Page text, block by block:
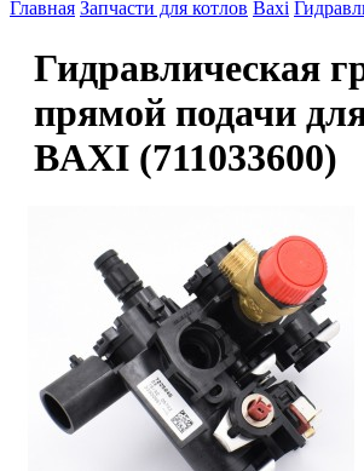
Главная Запчасти для котлов Baxi
Гидравлическая
прямой подачи
BAXI (711033600)